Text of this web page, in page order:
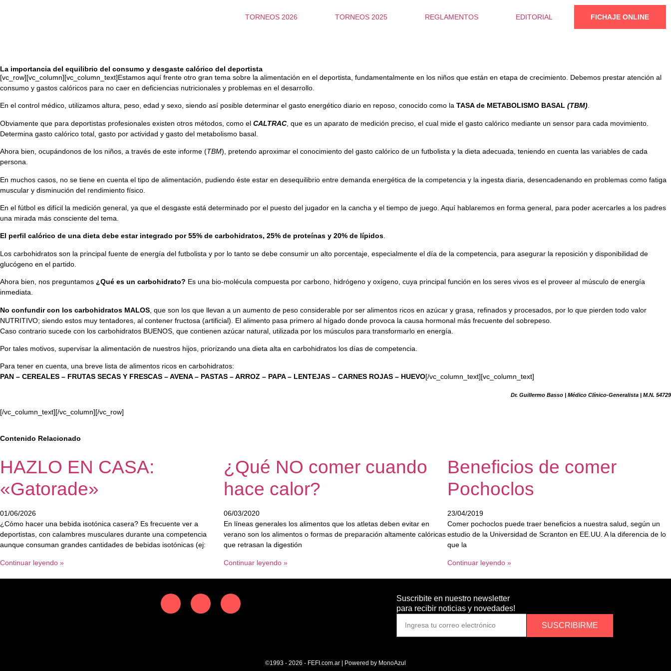
TORNEOS 2026 TORNEOS 2025 REGLAMENTOS EDITORIAL FICHAJE ONLINE
La importancia del equilibrio del consumo y desgaste calórico del deportista
[vc_row][vc_column][vc_column_text]Estamos aquí frente otro gran tema sobre la alimentación en el deportista, fundamentalmente en los niños que están en etapa de crecimiento. Debemos prestar atención al
consumo y gastos calóricos para no caer en deficiencias nutricionales y problemas en el desarrollo.
En el control médico, utilizamos altura, peso, edad y sexo, siendo así posible determinar el gasto energético diario en reposo, conocido como la TASA de METABOLISMO BASAL (TBM).
Obviamente que para deportistas profesionales existen otros métodos, como el CALTRAC, que es un aparato de medición preciso, el cual mide el gasto calórico mediante un sensor para cada movimiento.
Determina gasto calórico total, gasto por actividad y gasto del metabolismo basal.
Ahora bien, ocupándonos de los niños, a través de este informe (TBM), pretendo aproximar el conocimiento del gasto calórico de un futbolista y la dieta adecuada, teniendo en cuenta las variables de cada
persona.
En muchos casos, no se tiene en cuenta el tipo de alimentación, pudiendo éste estar en desequilibrio entre demanda energética de la competencia y la ingesta diaria, desencadenando en problemas como fatiga
muscular y disminución del rendimiento físico.
En el fútbol es difícil la medición general, ya que el desgaste está determinado por el puesto del jugador en la cancha y el tiempo de juego. Aquí hablaremos en forma general, para poder acercarles a los padres
una mirada más consciente del tema.
El perfil calórico de una dieta debe estar integrado por 55% de carbohidratos, 25% de proteínas y 20% de lípidos.
Los carbohidratos son la principal fuente de energía del futbolista y por lo tanto se debe consumir un alto porcentaje, especialmente el día de la competencia, para asegurar la reposición y disponibilidad de
glucógeno en el partido.
Ahora bien, nos preguntamos ¿Qué es un carbohidrato? Es una bio-molécula compuesta por carbono, hidrógeno y oxígeno, cuya principal función en los seres vivos es el proveer al músculo de energía
inmediata.
No confundir con los carbohidratos MALOS , que son los que llevan a un aumento de peso considerable por ser alimentos ricos en azúcar y grasa, refinados y procesados, por lo que pierden todo valor
NUTRITIVO; siendo estos muy tentadores, al contener fructosa (artificial). El alimento pasa primero al hígado donde provoca la causa hormonal más frecuente del sobrepeso.
Caso contrario sucede con los carbohidratos BUENOS, que contienen azúcar natural, utilizada por los músculos para transformarlo en energía.
Por tales motivos, supervisar la alimentación de nuestros hijos, priorizando una dieta alta en carbohidratos los días de competencia.
Para tener en cuenta, una breve lista de alimentos ricos en carbohidratos:
PAN – CEREALES – FRUTAS SECAS Y FRESCAS – AVENA – PASTAS – ARROZ – PAPA – LENTEJAS – CARNES ROJAS – HUEVO[/vc_column_text][vc_column_text]
Dr. Guillermo Basso | Médico Clínico-Generalista | M.N. 54729
[/vc_column_text][/vc_column][/vc_row]
Contenido Relacionado
HAZLO EN CASA:
«Gatorade»
01/06/2026
¿Cómo hacer una bebida isotónica casera? Es frecuente ver a
deportistas, con calambres musculares durante una competencia
aunque consuman grandes cantidades de bebidas isotónicas (ej:
Continuar leyendo »
¿Qué NO comer cuando
hace calor?
06/03/2020
En líneas generales los alimentos que los atletas deben evitar en
verano son los alimentos o formas de preparación altamente calóricas
que retrasan la digestión
Continuar leyendo »
Beneficios de comer
Pochoclos
23/04/2019
Comer pochoclos puede traer beneficios a nuestra salud, según un
estudio de la Universidad de Scranton en EE.UU. A la diferencia de lo
que la
Continuar leyendo »
Suscribite en nuestro newsletter
para recibir noticias y novedades!
SUSCRIBIRME
©1993 - 2026 - FEFI.com.ar | Powered by MonoAzul